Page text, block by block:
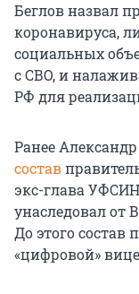
Беглов назвал
коронавируса,
социальных
с СВО, и
РФ для
Ранее
состав
экс-глава
унаследовал от
До этого состав
«цифровой»